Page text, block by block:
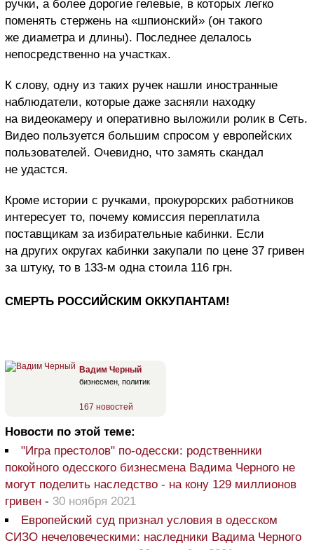
ручки, а более дорогие гелевые, в которых легко
поменять стержень на «шпионский» (он такого
же диаметра и длины). Последнее делалось
непосредственно на участках.
К слову, одну из таких ручек нашли иностранные
наблюдатели, которые даже засняли находку
на видеокамеру и оперативно выложили ролик в Сеть.
Видео пользуется большим спросом у европейских
пользователей. Очевидно, что замять скандал
не удастся.
Кроме истории с ручками, прокурорских работников
интересует то, почему комиссия переплатила
поставщикам за избирательные кабинки. Если
на других округах кабинки закупали по цене 37 гривен
за штуку, то в 133-м одна стоила 116 грн.
СМЕРТЬ РОССИЙСКИМ ОККУПАНТАМ!
Вадим Черный
бизнесмен, политик
167 новостей
Новости по этой теме:
"Игра престолов" по-одесски: родственники
покойного одесского бизнесмена Вадима Черного не
могут поделить наследство - на кону 129 миллионов
гривен - 30 ноября 2021
Европейский суд признал условия в одесском
СИЗО нечеловеческими: наследники Вадима Черного